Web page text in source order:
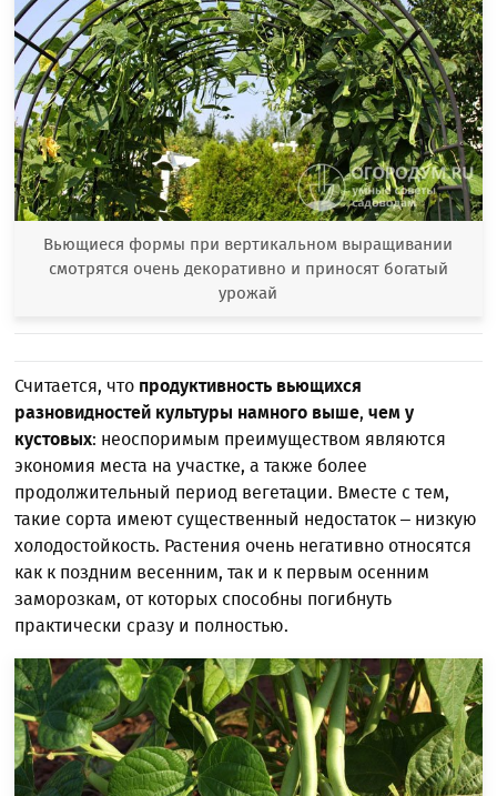
Вьющиеся формы при вертикальном выращивании
смотрятся очень декоративно и приносят богатый
урожай
Считается, что продуктивность вьющихся
разновидностей культуры намного выше, чем у
кустовых: неоспоримым преимуществом являются
экономия места на участке, а также более
продолжительный период вегетации. Вместе с тем,
такие сорта имеют существенный недостаток – низкую
холодостойкость. Растения очень негативно относятся
как к поздним весенним, так и к первым осенним
заморозкам, от которых способны погибнуть
практически сразу и полностью.